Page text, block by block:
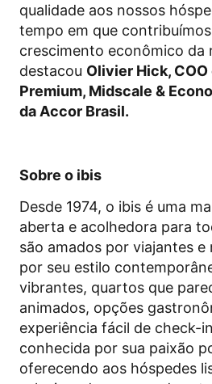
qualidade aos nossos
tempo em que
crescimento econômico da
destacou Olivier Hick,
Premium, Midscale &
da Accor Brasil.
Sobre o ibis
Desde 1974, o ibis é uma
aberta e acolhedora para
são amados por viajantes e
por seu estilo
vibrantes, quartos que
animados, opções
experiência fácil de check-
conhecida por sua paixão
oferecendo aos hóspedes